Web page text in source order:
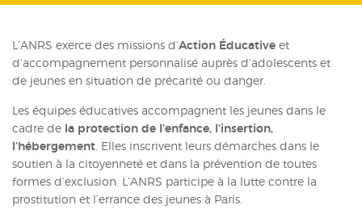
ACTUALITÉS
CONTACT
INTRANET
L’ANRS exerce des missions d’Action Éducative et
d’accompagnement personnalisé auprès d’adolescents et
de jeunes en situation de précarité ou danger.
Les équipes éducatives accompagnent les jeunes dans le
cadre de la protection de l’enfance, l’insertion,
l’hébergement . Elles inscrivent leurs démarches dans le
soutien à la citoyenneté et dans la prévention de toutes
formes d’exclusion. L’ANRS participe à la lutte contre la
prostitution et l’errance des jeunes à Paris.